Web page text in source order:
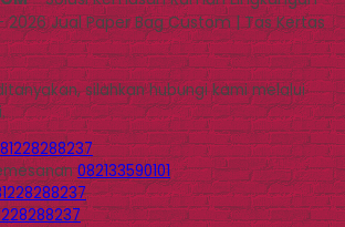
Jual Paper Bag Custom | Tas Kertas
silahkan hubungi kami melalui
082133590101